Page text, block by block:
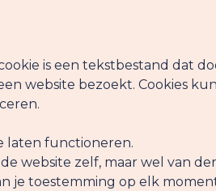
is een tekstbestand dat
website bezoekt. Cookies
laten functioneren.
website zelf, maar wel van
je toestemming op elk